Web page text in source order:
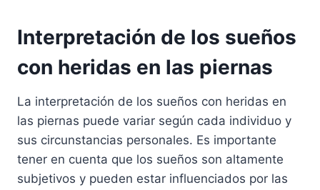
Interpretación de los sueños
con heridas en las piernas
La interpretación de los sueños con heridas en
las piernas puede variar según cada individuo y
sus circunstancias personales. Es importante
tener en cuenta que los sueños son altamente
subjetivos y pueden estar influenciados por las